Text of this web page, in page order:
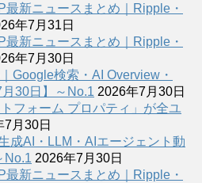
最新ニュースまとめ｜Ripple・
年7月31日
最新ニュースまとめ｜Ripple・
年7月30日
Google検索・AI Overview・
30日】～No.1 2026年7月30日
フォーム プロパティ」が全ユ
7月30日
成AI・LLM・AIエージェント動
No.1 2026年7月30日
最新ニュースまとめ｜Ripple・